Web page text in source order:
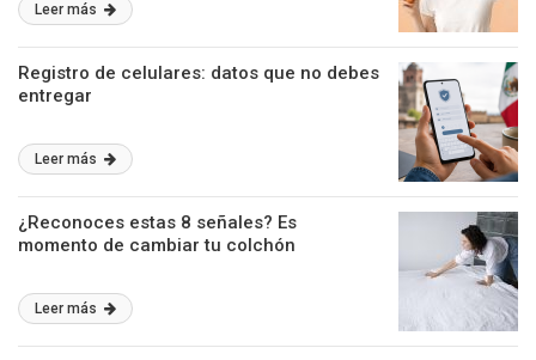
Leer más
Registro de celulares: datos que no debes
entregar
Leer más
¿Reconoces estas 8 señales? Es
momento de cambiar tu colchón
Leer más